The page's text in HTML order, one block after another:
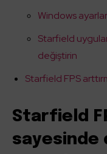
Windows
Starfield
değiştirin
Starfield FPS
Starfield
sayesinde